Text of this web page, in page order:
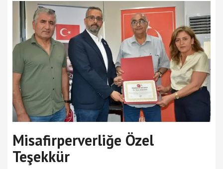
Misafirperverliğe Özel
Teşekkür